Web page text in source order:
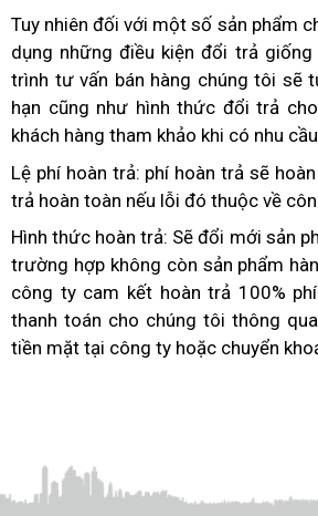
Tuy nhiên đối với một số sản phẩm
dụng những điều kiện đổi trả
trình tư vấn bán hàng chúng tôi sẽ
hạn cũng như hình thức đổi trả
khách hàng tham khảo khi có nhu
Lệ phí hoàn trả: phí hoàn trả sẽ
trả hoàn toàn nếu lỗi đó thuộc về
Hình thức hoàn trả: Sẽ đổi mới sản
trường hợp không còn sản phẩm
công ty cam kết hoàn trả 100%
thanh toán cho chúng tôi thông
tiền mặt tại công ty hoặc chuyển